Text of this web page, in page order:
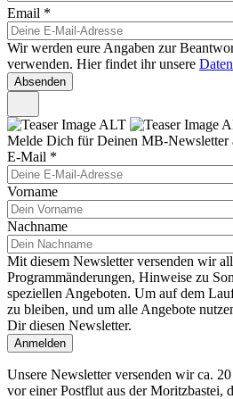
Email *
Wir werden eure Angaben zur
verwenden. Hier findet ihr unsere
Melde Dich für Deinen MB-Newsletter
E-Mail *
Vorname
Nachname
Mit diesem Newsletter versenden wir
Programmänderungen, Hinweise zu
speziellen Angeboten. Um auf dem
zu bleiben, und um alle Angebote
Dir diesen Newsletter.
Unsere Newsletter versenden wir ca.
vor einer Postflut aus der Moritzbastei,